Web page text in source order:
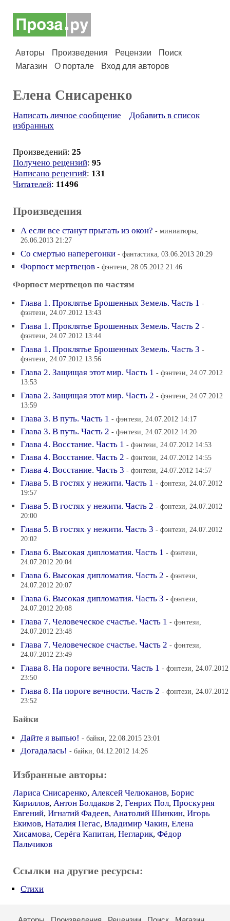
Авторы Произведения Рецензии
Поиск
Магазин
О портале Вход для авторов
Елена Снисаренко
Написать личное сообщение
Добавить в список
избранных
Произведений: 25
Получено рецензий: 95
Написано рецензий: 131
Читателей: 11496
Произведения
А если все станут прыгать из окон? - миниатюры,
26.06.2013 21:27
Со смертью наперегонки - фантастика, 03.06.2013 20:29
Форпост мертвецов - фэнтези, 28.05.2012 21:46
Форпост мертвецов по частям
Глава 1. Проклятье Брошенных Земель. Часть 1 -
фэнтези, 24.07.2012 13:43
Глава 1. Проклятье Брошенных Земель. Часть 2 -
фэнтези, 24.07.2012 13:44
Глава 1. Проклятье Брошенных Земель. Часть 3 -
фэнтези, 24.07.2012 13:56
Глава 2. Защищая этот мир. Часть 1 - фэнтези, 24.07.2012
13:53
Глава 2. Защищая этот мир. Часть 2 - фэнтези, 24.07.2012
13:59
Глава 3. В путь. Часть 1 - фэнтези, 24.07.2012 14:17
Глава 3. В путь. Часть 2 - фэнтези, 24.07.2012 14:20
Глава 4. Восстание. Часть 1 - фэнтези, 24.07.2012 14:53
Глава 4. Восстание. Часть 2 - фэнтези, 24.07.2012 14:55
Глава 4. Восстание. Часть 3 - фэнтези, 24.07.2012 14:57
Глава 5. В гостях у нежити. Часть 1 - фэнтези, 24.07.2012
19:57
Глава 5. В гостях у нежити. Часть 2 - фэнтези, 24.07.2012
20:00
Глава 5. В гостях у нежити. Часть 3 - фэнтези, 24.07.2012
20:02
Глава 6. Высокая дипломатия. Часть 1 - фэнтези,
24.07.2012 20:04
Глава 6. Высокая дипломатия. Часть 2 - фэнтези,
24.07.2012 20:07
Глава 6. Высокая дипломатия. Часть 3 - фэнтези,
24.07.2012 20:08
Глава 7. Человеческое счастье. Часть 1 - фэнтези,
24.07.2012 23:48
Глава 7. Человеческое счастье. Часть 2 - фэнтези,
24.07.2012 23:49
Глава 8. На пороге вечности. Часть 1 - фэнтези, 24.07.2012
23:50
Глава 8. На пороге вечности. Часть 2 - фэнтези, 24.07.2012
23:52
Байки
Дайте я выпью! - байки, 22.08.2015 23:01
Догадалась! - байки, 04.12.2012 14:26
Избранные авторы:
Лариса Снисаренко, Алексей Челюканов, Борис
Кириллов, Антон Болдаков 2, Генрих Пол, Проскурня
Евгений, Игнатий Фадеев, Анатолий Шинкин, Игорь
Екимов, Наталия Пегас, Владимир Чакин, Елена
Хисамова, Серёга Капитан, Негларик, Фёдор
Пальчиков
Ссылки на другие ресурсы:
Стихи